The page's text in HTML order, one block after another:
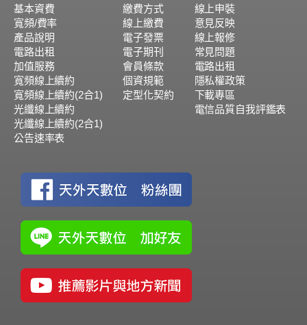
基本資費
寬頻/費率
產品說明
電路出租
加值服務
寬頻線上續約
寬頻線上續約(2合1)
光纖線上續約
光纖線上續約(2合1)
公告速率表
繳費方式
線上繳費
電子發票
電子期刊
會員條款
個資規範
定型化契約
線上申裝
意見反映
線上報修
常見問題
電路出租
隱私權政策
下載專區
電信品質自我評鑑表